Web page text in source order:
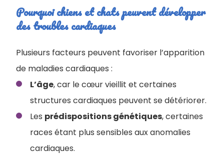
Pourquoi chiens et chats peuvent développer
des troubles cardiaques
Plusieurs facteurs peuvent favoriser l’apparition
de maladies cardiaques :
L’âge, car le cœur vieillit et certaines
structures cardiaques peuvent se détériorer.
Les prédispositions génétiques, certaines
races étant plus sensibles aux anomalies
cardiaques.